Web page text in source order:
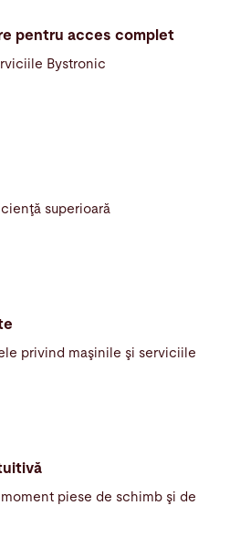
pentru acces complet
Bystronic
superioară
privind maşinile şi serviciile
piese de schimb şi de